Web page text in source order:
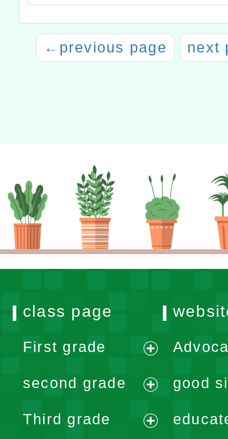
← previous page next
class page
First grade
menu
second grade
menu
Third grade
good